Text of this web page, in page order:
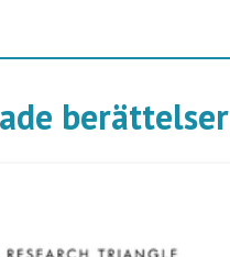
berättelser